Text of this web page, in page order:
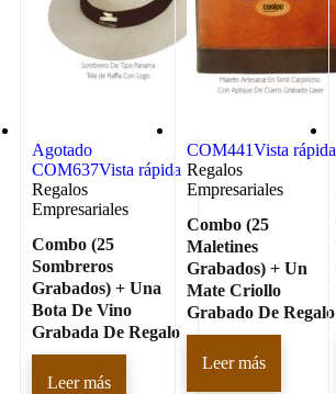
Agotado
COM637Vista rápida
Regalos
Empresariales
Combo (25
Sombreros
Grabados) + Una
Bota De Vino
Grabada De Regalo
Leer más
COM441Vista rápida
Regalos
Empresariales
Combo (25
Maletines
Grabados) + Un
Mate Criollo
Grabado De Regalo
Leer más